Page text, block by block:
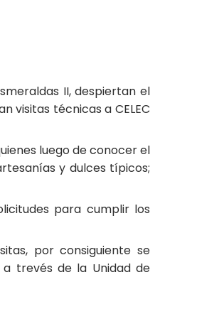
II, despiertan el
visitas técnicas a CELEC
luego de conocer el
y dulces típicos;
para cumplir los
por consiguiente se
trevés de la Unidad de